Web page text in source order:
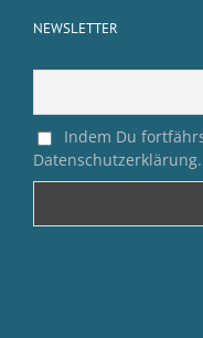
NEWSLETTER
Indem Du
Datenschutzerklärung.